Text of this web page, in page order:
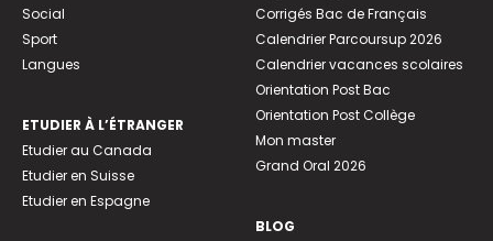
Social
Sport
Langues
ETUDIER À L’ÉTRANGER
Etudier au Canada
Etudier en Suisse
Etudier en Espagne
Corrigés Bac de Français
Calendrier Parcoursup 2026
Calendrier vacances scolaires
Orientation Post Bac
Orientation Post Collège
Mon master
Grand Oral 2026
BLOG